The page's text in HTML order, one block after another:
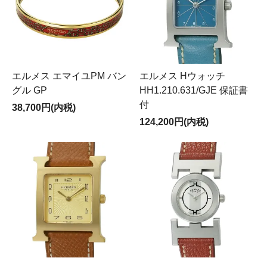
エルメス エマイユPM バン
グル GP
38,700円(内税)
エルメス Hウォッチ
HH1.210.631/GJE 保証書
付
124,200円(内税)